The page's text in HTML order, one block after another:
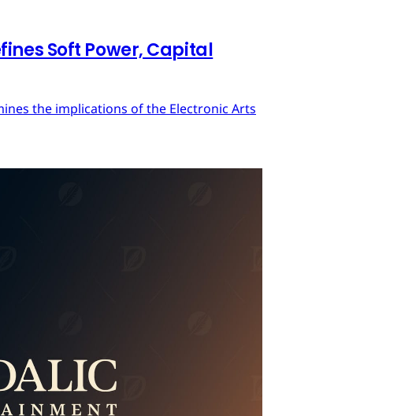
Soft Power, Capital
the implications of the Electronic Arts